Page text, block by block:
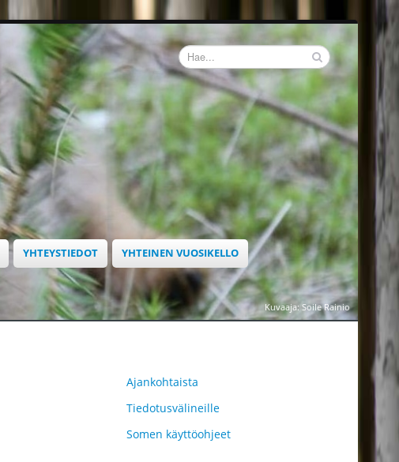
Kuvaaja: Soile Rainio
YHTEYSTIEDOT YHTEINEN VUOSIKELLO
Ajankohtaista
Tiedotusvälineille
Somen käyttöohjeet